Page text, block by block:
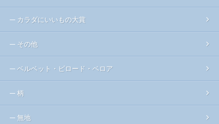
カラダにいいもの大賞
その他
ベルベット・ビロード・ベロア
柄
無地